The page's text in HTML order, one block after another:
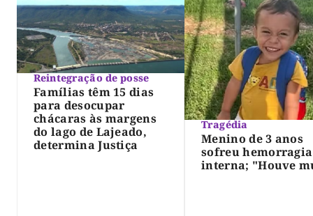
Reintegração de posse
Famílias têm 15 dias
para desocupar
chácaras às margens
do lago de Lajeado,
determina Justiça
Tragédia
Menino de 3 anos
sofreu hemorragia
interna; "Houve